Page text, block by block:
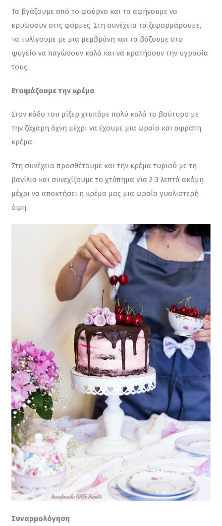
Τα βγάζουμε από το φούρνο και τα αφήνουμε να
κρυώσουν στις φόρμες. Στη συνέχεια τα ξεφορμάρουμε,
τα τυλίγουμε με μια μεμβράνη και τα βάζουμε στο
ψυγείο να παγώσουν καλά και να κρατήσουν την υγρασία
τους.
Ετοιμάζουμε την κρέμα
Στον κάδο του μίξερ χτυπάμε πολύ καλά το βούτυρο με
την ζάχαρη άχνη μέχρι να έχουμε μια ωραία και αφράτη
κρέμα.
Στη συνέχεια προσθέτουμε και την κρέμα τυριού με τη
βανίλια και συνεχίζουμε το χτύπημα για 2-3 λεπτά ακόμη
μέχρι να αποκτήσει η κρέμα μας μια ωραία γυαλιστερή
όψη.
Συναρμολόγηση